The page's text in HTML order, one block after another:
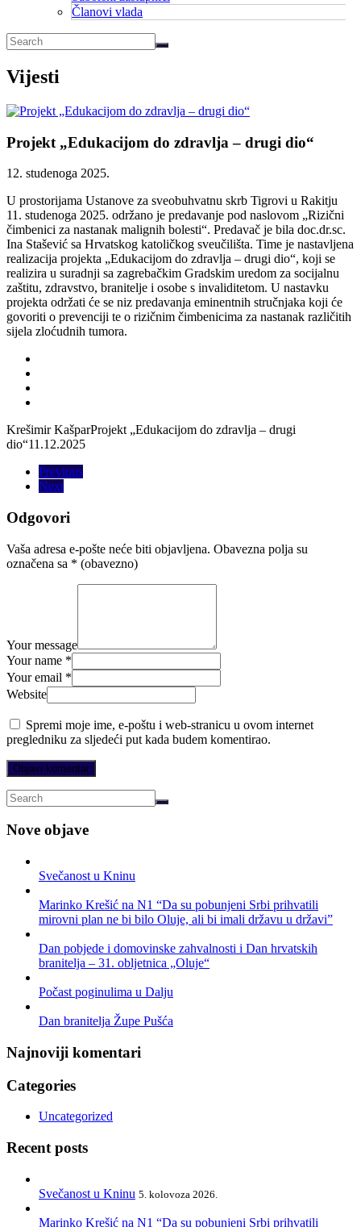
Članovi vlada
Vijesti
Projekt „Edukacijom do zdravlja – drugi dio“
12. studenoga 2025.
U prostorijama Ustanove za sveobuhvatnu skrb Tigrovi u Rakitju
11. studenoga 2025. održano je predavanje pod naslovom „Rizični
čimbenici za nastanak malignih bolesti“. Predavač je bila doc.dr.sc.
Ina Stašević sa Hrvatskog katoličkog sveučilišta. Time je nastavljena
realizacija projekta „Edukacijom do zdravlja – drugi dio“, koji se
realizira u suradnji sa zagrebačkim Gradskim uredom za socijalnu
zaštitu, zdravstvo, branitelje i osobe s invaliditetom. U nastavku
projekta održati će se niz predavanja eminentnih stručnjaka koji će
govoriti o prevenciji te o rizičnim čimbenicima za nastanak različitih
sijela zloćudnih tumora.
Krešimir KašparProjekt „Edukacijom do zdravlja – drugi
dio“11.12.2025
Previous
Next
Odgovori
Vaša adresa e-pošte neće biti objavljena. Obavezna polja su
označena sa * (obavezno)
Your message
Your name *
Your email *
Website
Spremi moje ime, e-poštu i web-stranicu u ovom internet
pregledniku za sljedeći put kada budem komentirao.
Nove objave
Svečanost u Kninu
Marinko Krešić na N1 “Da su pobunjeni Srbi prihvatili
mirovni plan ne bi bilo Oluje, ali bi imali državu u državi”
Dan pobjede i domovinske zahvalnosti i Dan hrvatskih
branitelja – 31. obljetnica „Oluje“
Počast poginulima u Dalju
Dan branitelja Župe Pušća
Najnoviji komentari
Categories
Uncategorized
Recent posts
Svečanost u Kninu 5. kolovoza 2026.
Marinko Krešić na N1 “Da su pobunjeni Srbi prihvatili